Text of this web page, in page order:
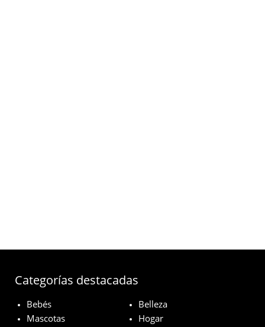
Categorías destacadas
Bebés
Belleza
Mascotas
Hogar